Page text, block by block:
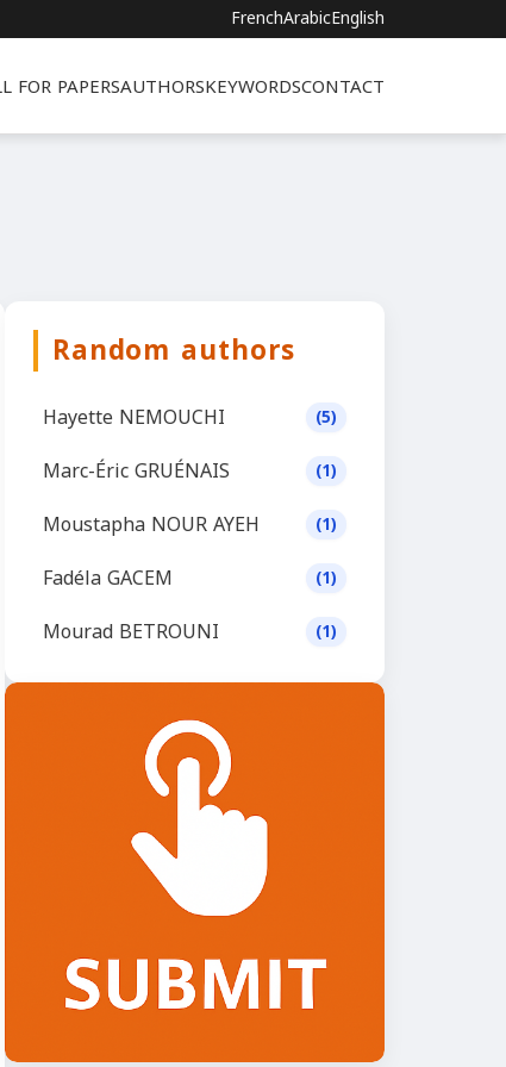
FrenchArabicEnglish
FOR PAPERSAUTHORSKEYWORDSCONTACT
Random authors
Hayette NEMOUCHI (5)
Marc-Éric GRUÉNAIS (1)
Moustapha NOUR AYEH (1)
Fadéla GACEM (1)
Mourad BETROUNI (1)